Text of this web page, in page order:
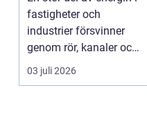
byggnader
fastigheter och
industrier försvinner
genom rör, kanaler och
tekniska insta...
03 juli 2026